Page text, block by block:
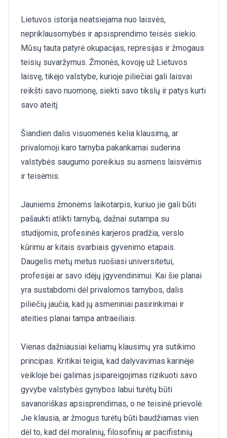
Lietuvos istorija neatsiejama nuo laisvės,
nepriklausomybės ir apsisprendimo teisės siekio.
Mūsų tauta patyrė okupacijas, represijas ir žmogaus
teisių suvaržymus. Žmonės, kovoję už Lietuvos
laisvę, tikėjo valstybe, kurioje piliečiai gali laisvai
reikšti savo nuomonę, siekti savo tikslų ir patys kurti
savo ateitį.
Šiandien dalis visuomenės kelia klausimą, ar
privalomoji karo tarnyba pakankamai suderina
valstybės saugumo poreikius su asmens laisvėmis
ir teisėmis.
Jauniems žmonėms laikotarpis, kuriuo jie gali būti
pašaukti atlikti tarnybą, dažnai sutampa su
studijomis, profesinės karjeros pradžia, verslo
kūrimu ar kitais svarbiais gyvenimo etapais.
Daugelis metų metus ruošiasi universitetui,
profesijai ar savo idėjų įgyvendinimui. Kai šie planai
yra sustabdomi dėl privalomos tarnybos, dalis
piliečių jaučia, kad jų asmeniniai pasirinkimai ir
ateities planai tampa antraeiliais.
Vienas dažniausiai keliamų klausimų yra sutikimo
principas. Kritikai teigia, kad dalyvavimas karinėje
veikloje bei galimas įsipareigojimas rizikuoti savo
gyvybe valstybės gynybos labui turėtų būti
savanoriškas apsisprendimas, o ne teisinė prievolė.
Jie klausia, ar žmogus turėtų būti baudžiamas vien
dėl to, kad dėl moralinių, filosofinių ar pacifistinių